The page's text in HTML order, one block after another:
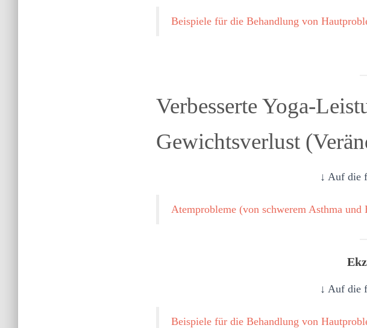
Beispiele für die Behandlung von
Verbesserte Yoga-
Gewichtsverlust
↓ Auf die
Atemprobleme (von schwerem Asthma
↓ Auf die
Beispiele für die Behandlung von